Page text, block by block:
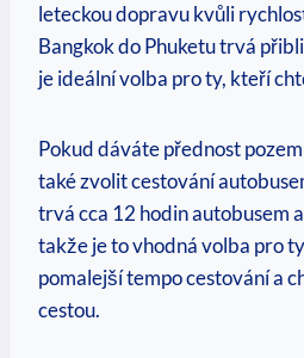
leteckou dopravu⁣ kvůli
Bangkok do Phuketu trvá
je⁣ ideální volba pro​ ty, kteří
Pokud​ dáváte přednost
také zvolit cestování
trvá cca ⁢12 hodin autobusem
takže je to vhodná ​volba pro‌
pomalejší‌ tempo cestování a
⁢cestou.